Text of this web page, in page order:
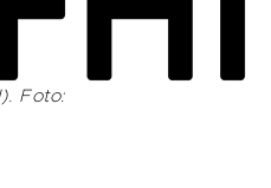
Foto: